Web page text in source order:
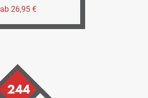
ab 26,95 €
244